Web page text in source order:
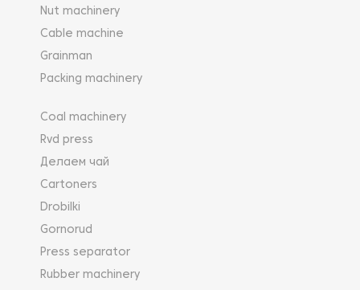
Nut machinery
Cable machine
Grainman
Packing machinery
Coal machinery
Rvd press
Делаем чай
Cartoners
Drobilki
Gornorud
Press separator
Rubber machinery